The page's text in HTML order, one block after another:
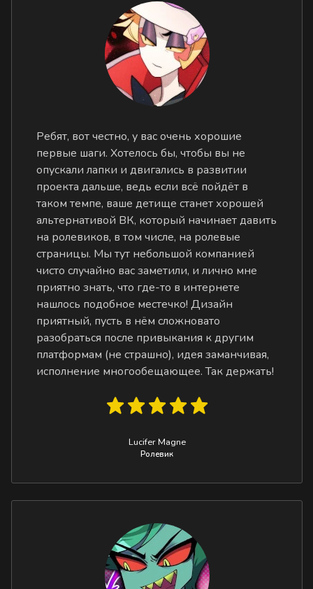
Ребят, вот честно, у вас очень хорошие
первые шаги. Хотелось бы, чтобы вы не
опускали лапки и двигались в развитии
проекта дальше, ведь если всё пойдёт в
таком темпе, ваше детище станет хорошей
альтернативой ВК, который начинает давить
на ролевиков, в том числе, на ролевые
страницы. Мы тут небольшой компанией
чисто случайно вас заметили, и лично мне
приятно знать, что где-то в интернете
нашлось подобное местечко! Дизайн
приятный, пусть в нём сложновато
разобраться после привыкания к другим
платформам (не страшно), идея заманчивая,
исполнение многообещающее. Так держать!
Lucifer Magne
Ролевик